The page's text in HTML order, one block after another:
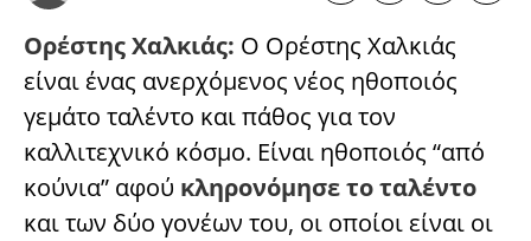
Ορέστης Χαλκιάς: Ο Ορέστης Χαλκιάς
είναι ένας ανερχόμενος νέος ηθοποιός
γεμάτο ταλέντο και πάθος για τον
καλλιτεχνικό κόσμο. Είναι ηθοποιός “από
κούνια” αφού κληρονόμησε το ταλέντο
και των δύο γονέων του, οι οποίοι είναι οι